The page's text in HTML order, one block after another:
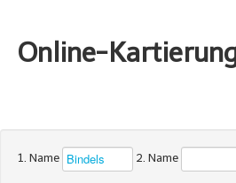
Online-
1. Name 2. Name